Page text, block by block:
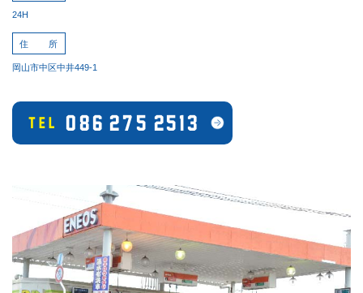
24H
住 所
岡山市中区中井449-1
TEL 086-275-2513